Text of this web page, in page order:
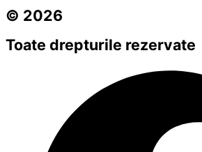
© 2026
Toate drepturile rezervate